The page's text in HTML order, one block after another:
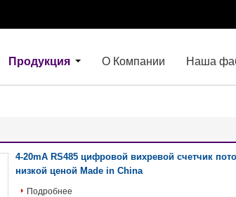
Продукция О Компании Наша
4-20mA RS485 цифровой вихревой счетчик
низкой ценой Made in China
Подробнее